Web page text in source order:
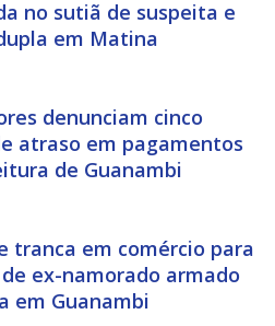
no sutiã de suspeita e
em Matina
denunciam cinco
atraso em pagamentos
de Guanambi
tranca em comércio para
ex-namorado armado
em Guanambi